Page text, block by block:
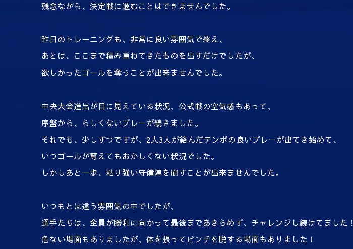
残念ながら、決定戦に進むことはできませんでした。
昨日のトレーニングも、非常に良い雰囲気で終え、
あとは、ここまで積み重ねてきたものを出すだけでしたが、
欲しかったゴールを奪うことが出来ませんでした。
中央大会進出が目に見えている状況、公式戦の空気感もあって、
序盤から、らしくないプレーが続きました。
それでも、少しずつですが、2人3人が絡んだテンポの良いプレーが出てき始めて、
いつゴールが奪えてもおかしくない状況でした。
しかしあと一歩、粘り強い守備陣を崩すことが出来ませんでした。
いつもとは違う雰囲気の中でしたが、
選手たちは、全員が勝利に向かって最後まであきらめず、チャレンジし続けてました！
危ない場面もありましたが、体を張ってピンチを脱する場面もありました！